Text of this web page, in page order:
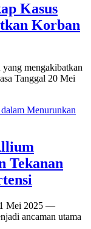
Kasus
Korban
mengakibatkan
Tanggal 20 Mei
Tekanan
Mei 2025 —
ancaman utama